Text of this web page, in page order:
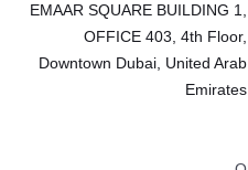
EMAAR SQUARE BUILDING 1,
OFFICE 403, 4th Floor,
Downtown Dubai, United Arab
Emirates